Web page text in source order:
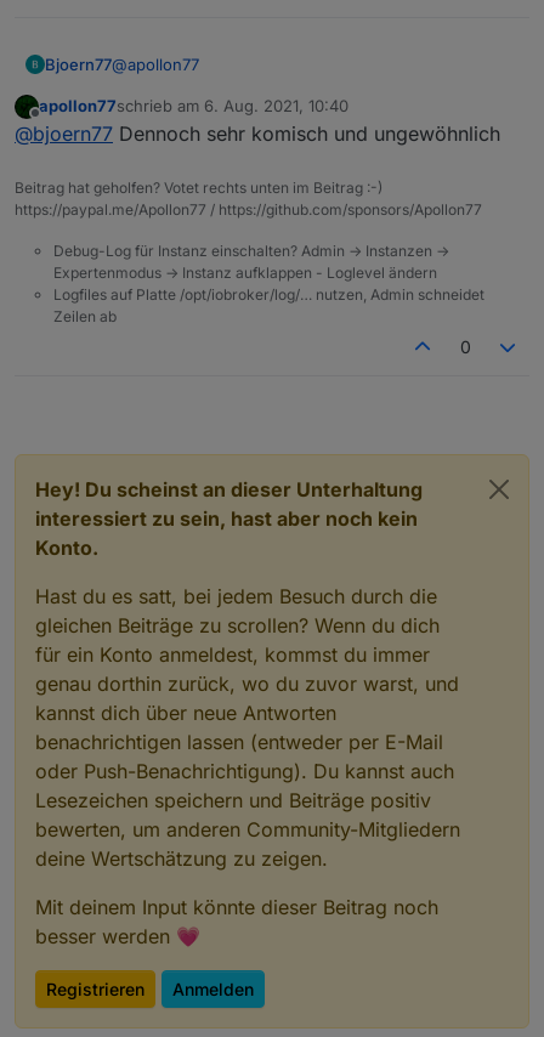
Bjoern77@apollon77
.... versuch mal npm install in
/opt/iobroker/node_modules/virtual-tsc/
und durch :-)
Gruß
Offline
apollon77schrieb am 6. Aug. 2021, 10:40
zuletzt editiert von
@bjoern77 Dennoch sehr komisch und ungewöhnlich
Beitrag hat geholfen? Votet rechts unten im Beitrag :-)
https://paypal.me/Apollon77 / https://github.com/sponsors/Apollon77
Debug-Log für Instanz einschalten? Admin -> Instanzen ->
Expertenmodus -> Instanz aufklappen - Loglevel ändern
Logfiles auf Platte /opt/iobroker/log/… nutzen, Admin schneidet
Zeilen ab
0
Hey! Du scheinst an dieser Unterhaltung
interessiert zu sein, hast aber noch kein
Konto.
Hast du es satt, bei jedem Besuch durch die
gleichen Beiträge zu scrollen? Wenn du dich
für ein Konto anmeldest, kommst du immer
genau dorthin zurück, wo du zuvor warst, und
kannst dich über neue Antworten
benachrichtigen lassen (entweder per E-Mail
oder Push-Benachrichtigung). Du kannst auch
Lesezeichen speichern und Beiträge positiv
bewerten, um anderen Community-Mitgliedern
deine Wertschätzung zu zeigen.
Mit deinem Input könnte dieser Beitrag noch
besser werden 💗
Registrieren Anmelden